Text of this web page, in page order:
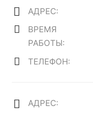
АДРЕС:
ВРЕМЯ
РАБОТЫ:
ТЕЛЕФОН:
АДРЕС: